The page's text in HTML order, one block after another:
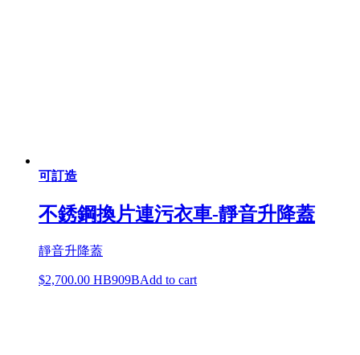
可訂造
不銹鋼換片連污衣車-靜音升降蓋
靜音升降蓋
$2,700.00 HB909BAdd to cart